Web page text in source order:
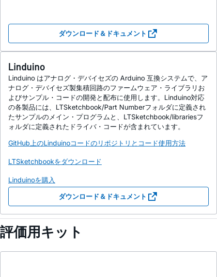
ダウンロード＆ドキュメント
Linduino
Linduino はアナログ・デバイセズの Arduino 互換システムで、ア
ナログ・デバイセズ製集積回路のファームウェア・ライブラリお
よびサンプル・コードの開発と配布に使用します。Linduino対応
の各製品には、LTSketchbook/Part Numberフォルダに定義され
たサンプルのメイン・プログラムと、LTSketchbook/librariesフ
ォルダに定義されたドライバ・コードが含まれています。
GitHub上のLinduinoコードのリポジトリとコード使用方法
LTSketchbookをダウンロード
Linduinoを購入
ダウンロード＆ドキュメント
評価用キット